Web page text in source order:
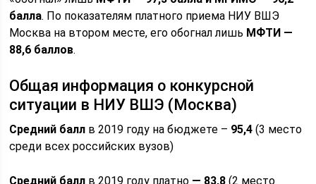
балла. По показателям платного приема НИУ ВШЭ
Москва на втором месте, его обогнал лишь МФТИ —
88,6 баллов.
Общая информация о конкурсной
ситуации в НИУ ВШЭ (Москва)
Средний балл в 2019 году на бюджете – 95,4 (3 место
среди всех российских вузов)
Средний балл в 2019 году платно — 83,8 (2 место